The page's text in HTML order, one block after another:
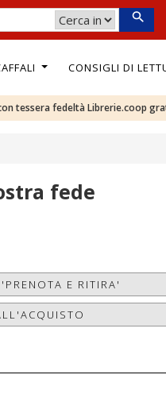
CONSIGLI DI
tessera fedeltà Librerie.coop
fede
E RITIRA'